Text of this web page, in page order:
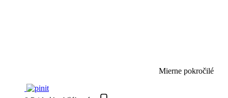
Mierne pokročilé